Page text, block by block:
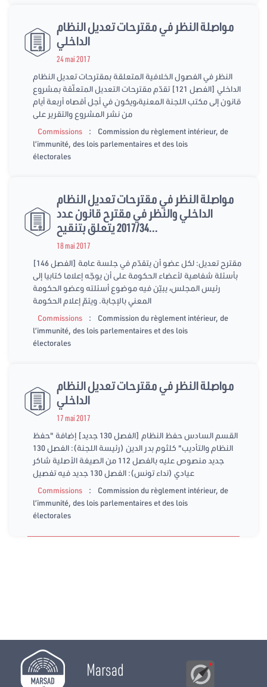
مواصلة النظر في مقترحات تعديل النظام
الداخلي
24 mai 2017
النظر في الفصول الخلافية المتعلقة بمقترحات تعديل النظام
الداخلي [الفصل 121] تقدّم مقترحات التعديل المتعلّقة بمشروع
قانون إلى مكتب اللجنة المعنية،ويكون في أجل أقصاه أربعة أيام
من نشر المشروع والتقرير على
Commissions
:
Commission du règlement intérieur, de
l’immunité, des lois parlementaires et des lois
électorales
مواصلة النظر في مقترحات تعديل النظام
الداخلي والنظر في مقترح قانون عدد
2017/34 يتعلق بتنقيح...
18 mai 2017
[الفصل 146] مقترح تعديل: لكل عضو أن يتقدّم في جلسة عامة
بأسئلة شفاهية لأعضاء الحكومة على أن يوجّه إعلاما كتابيا إلى
رئيس المجلس، يبيّن فيه موضوع أسئلته وعضو الحكومة
المعني بالإجابة. ويتمّ إعلام الحكومة
Commissions
:
Commission du règlement intérieur, de
l’immunité, des lois parlementaires et des lois
électorales
مواصلة النظر في مقترحات تعديل النظام
الداخلي
17 mai 2017
القسم السادس حفظ النظام [الفصل 130 جديد] إضافة "حفظ
النظام والتأديب" كلثوم بدر الدين (رئيسة اللجنة): الفصل 130
جديد منصوص عليه بالفصل 112 من الصيغة الأصلية شاكر
عيادي (نداء تونس): الفصل 130 جديد فيه تفصيل
Commissions
:
Commission du règlement intérieur, de
l’immunité, des lois parlementaires et des lois
électorales
Marsad